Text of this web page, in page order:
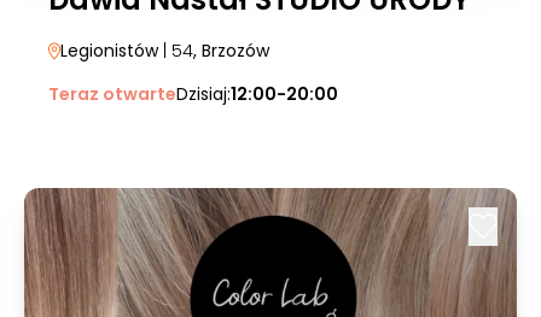
Legionistów| 54, Brzozów
Teraz otwarteDzisiaj:12:00-20:00